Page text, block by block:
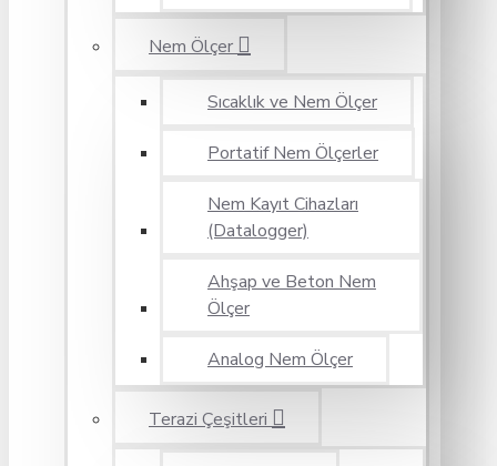
Nem Ölçer
Sıcaklık ve Nem Ölçer
Portatif Nem Ölçerler
Nem Kayıt Cihazları
(Datalogger)
Ahşap ve Beton Nem
Ölçer
Analog Nem Ölçer
Terazi Çeşitleri